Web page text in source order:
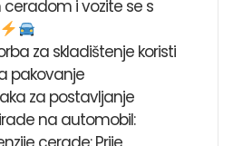
i vozite se s
za skladištenje koristi
pakovanje
za postavljanje
na automobil: